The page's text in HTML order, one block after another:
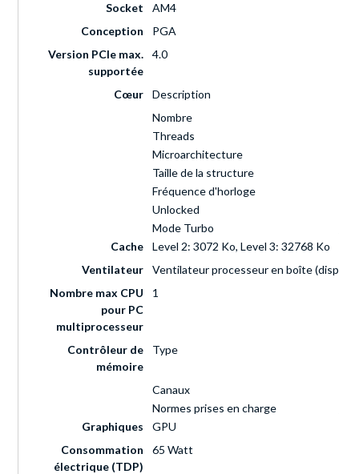
Socket
AM4
Conception
PGA
Version PCIe max.
supportée
4.0
Cœur Description
Nombre
Threads
Microarchitecture
Taille de la structure
Fréquence d'horloge
Unlocked
Mode Turbo
Cache
Level 2: 3072 Ko, Level 3: 32768 Ko
Ventilateur
Ventilateur processeur en boîte
Nombre max CPU
pour PC
multiprocesseur
1
Contrôleur de
mémoire
Type
Canaux
Normes prises en charge
Graphiques
GPU
Consommation
électrique (TDP)
65 Watt